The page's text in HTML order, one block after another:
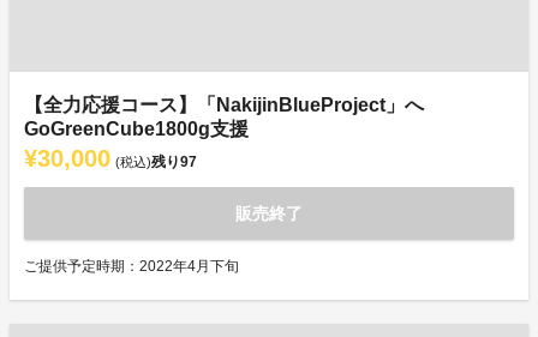
【全力応援コース】「NakijinBlueProject」へ
GoGreenCube1800g支援
¥30,000 (税込)残り97
販売終了
ご提供予定時期：2022年4月下旬